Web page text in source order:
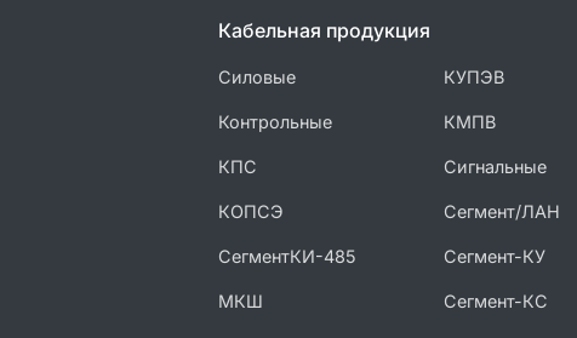
Кабельная продукция
Силовые КУПЭВ
Контрольные КМПВ
КПС Сигнальные
КОПСЭ Сегмент/ЛАН
СегментКИ-485 Сегмент-КУ
МКШ Сегмент-КС